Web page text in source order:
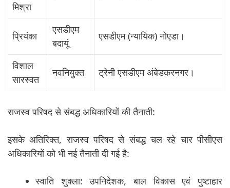
मिश्रा
प्रियंका
एसडीएम
बदायूं
एसडीएम (न्यायिक) नोएडा।
विशाल
सारस्वत
नवनियुक्त ट्रेनी एसडीएम अंबेडकरनगर।
राजस्व परिषद से संबद्ध अधिकारियों की तैनाती:
इसके अतिरिक्त, राजस्व परिषद से संबद्ध चल रहे चार पीसीएस
अधिकारियों को भी नई तैनाती दी गई है:
स्वाति शुक्ला: उपनिदेशक, बाल विकास एवं पुष्टाहार